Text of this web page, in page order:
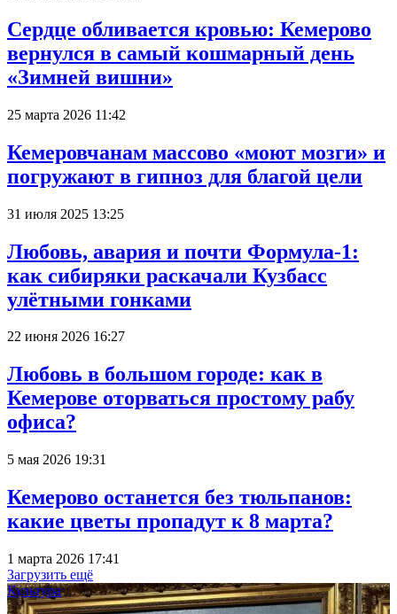
Сердце обливается кровью: Кемерово
вернулся в самый кошмарный день
«Зимней вишни»
25 марта 2026 11:42
Кемеровчанам массово «моют мозги» и
погружают в гипноз для благой цели
31 июля 2025 13:25
Любовь, авария и почти Формула-1:
как сибиряки раскачали Кузбасс
улётными гонками
22 июня 2026 16:27
Любовь в большом городе: как в
Кемерове оторваться простому рабу
офиса?
5 мая 2026 19:31
Кемерово останется без тюльпанов:
какие цветы пропадут к 8 марта?
1 марта 2026 17:41
Загрузить ещё
Культура